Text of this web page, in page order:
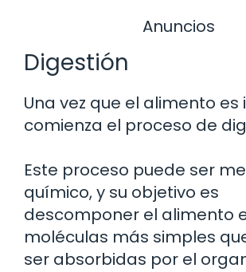
Anuncios
Digestión
Una vez que el alimento es
comienza el proceso de
Este proceso puede ser
químico, y su objetivo es
descomponer el alimento
moléculas más simples
ser absorbidas por el